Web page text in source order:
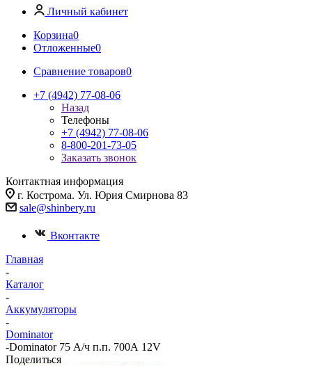
Личный кабинет
Корзина0
Отложенные0
Сравнение товаров0
+7 (4942) 77-08-06
Назад
Телефоны
+7 (4942) 77-08-06
8-800-201-73-05
Заказать звонок
Контактная информация
г. Кострома. Ул. Юрия Смирнова 83
sale@shinbery.ru
Вконтакте
Главная
-
Каталог
-
Аккумуляторы
-
Dominator
-Dominator 75 А/ч п.п. 700А 12V
Поделиться